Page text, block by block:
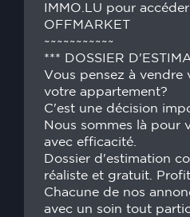
IMMO.LU pour
OFFMARKET
~~~~~~~~~~~
*** DOSSIER
Vous pensez à vendre
votre appartement?
C'est une décision
Nous sommes là pour
avec efficacité.
Dossier d'estimation
réaliste et gratuit.
Chacune de nos
avec un soin tout